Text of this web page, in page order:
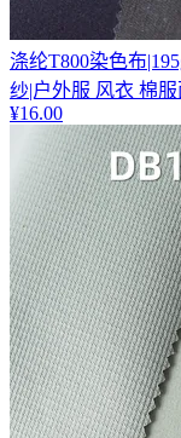
涤纶T800染色布
纱|户外服 风衣 棉
¥16.00